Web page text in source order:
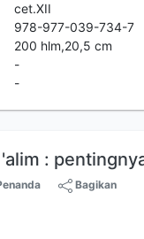
cet.XII
978-977-039-734-7
200 hlm,20,5 cm
-
-
:
Bagikan